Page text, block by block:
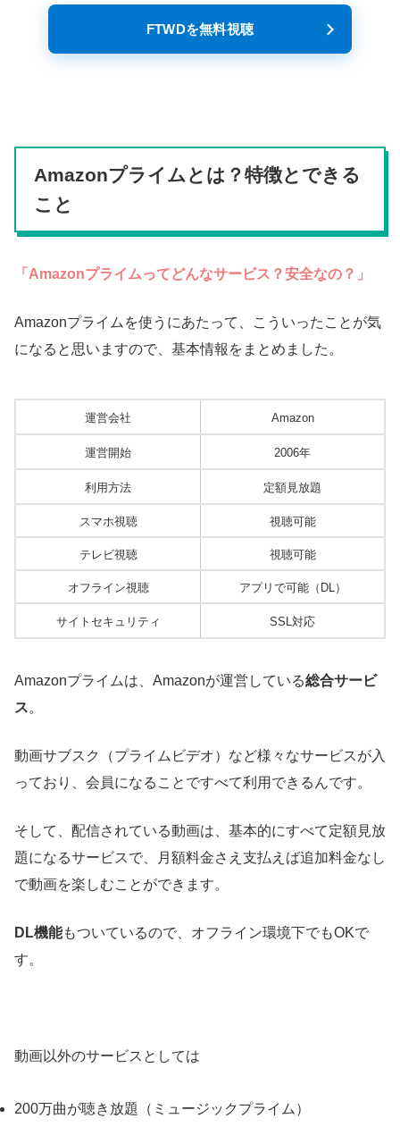
FTWDを無料視聴
Amazonプライムとは？特徴とできる
こと
「Amazonプライムってどんなサービス？安全なの？」
Amazonプライムを使うにあたって、こういったことが気
になると思いますので、基本情報をまとめました。
運営会社 Amazon
運営開始 2006年
利用方法 定額見放題
スマホ視聴 視聴可能
テレビ視聴 視聴可能
オフライン視聴 アプリで可能（DL）
サイトセキュリティ SSL対応
Amazonプライムは、Amazonが運営している総合サービ
ス。
動画サブスク（プライムビデオ）など様々なサービスが入
っており、会員になることですべて利用できるんです。
そして、配信されている動画は、基本的にすべて定額見放
題になるサービスで、月額料金さえ支払えば追加料金なし
で動画を楽しむことができます。
DL機能もついているので、オフライン環境下でもOKで
す。
動画以外のサービスとしては
200万曲が聴き放題（ミュージックプライム）